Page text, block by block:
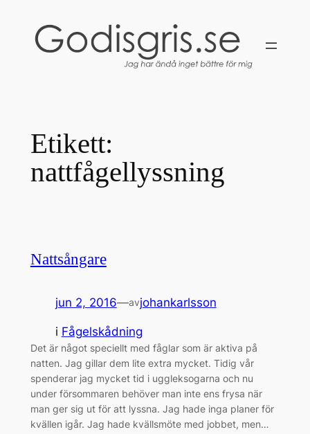
innehåll
Etikett:
nattfågellyssning
Nattsångare
jun 2, 2016—avjohankarlsson
i Fågelskådning
Det är något speciellt med fåglar som är aktiva på
natten. Jag gillar dem lite extra mycket. Tidig vår
spenderar jag mycket tid i uggleksogarna och nu
under försommaren behöver man inte ens frysa när
man ger sig ut för att lyssna. Jag hade inga planer för
kvällen igår. Jag hade kvällsmöte med jobbet, men…